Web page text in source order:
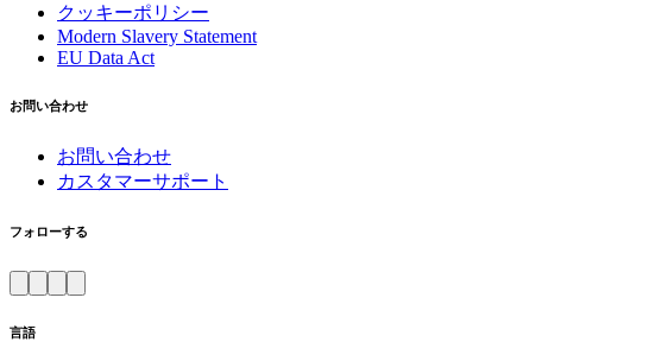
クッキーポリシー
Modern Slavery Statement
EU Data Act
お問い合わせ
お問い合わせ
カスタマーサポート
フォローする
言語